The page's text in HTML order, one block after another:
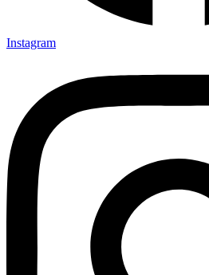
Instagram